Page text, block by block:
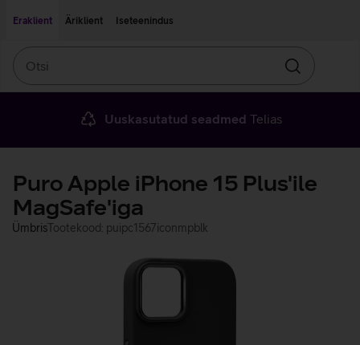
Eraklient
Äriklient Iseteenindus
Otsin
Uuskasutatud seadmed Telias
Puro Apple iPhone 15 Plus'ile
MagSafe'iga
ÜmbrisTootekood: puipc1567iconmpblk